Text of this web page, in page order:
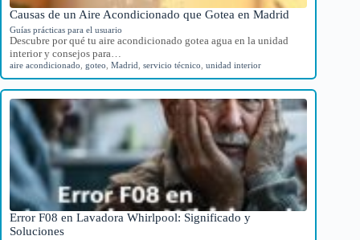
Causas de un Aire Acondicionado que Gotea en Madrid
Guías prácticas para el usuario
Descubre por qué tu aire acondicionado gotea agua en la unidad
interior y consejos para…
aire acondicionado goteo Madrid servicio técnico unidad interior
Error F08 en Lavadora Whirlpool: Significado y
Soluciones